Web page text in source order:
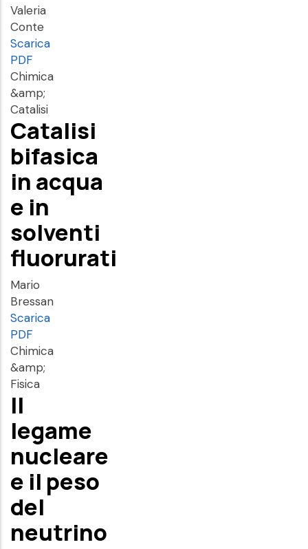
Valeria
Conte
Scarica
PDF
Chimica
&amp;
Catalisi
Catalisi
bifasica
in acqua
e in
solventi
fluorurati
Mario
Bressan
Scarica
PDF
Chimica
&amp;
Fisica
Il
legame
nucleare
e il peso
del
neutrino